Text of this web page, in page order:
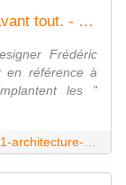
Atelier 1011 : architecture et nature avant tout. - ecoloPop
Frédéric
en référence à
les "